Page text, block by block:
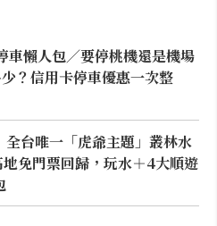
車懶人包／要停桃機還是機場
？信用卡停車優惠一次整
全台唯一「虎爺主題」叢林水
免門票回歸，玩水＋4大順遊